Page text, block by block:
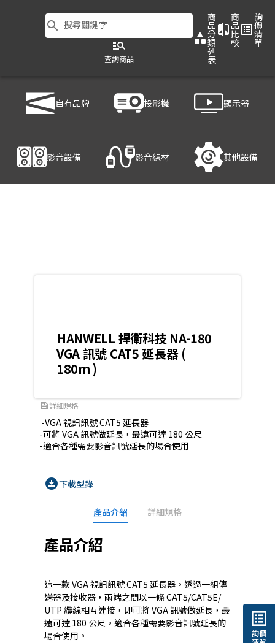
search 搜尋關鍵字
manage_search
查詢商品
category
商
品
分
類
列
表
compare
商
品
比
較
list_alt
詢
價
清
單
自有品牌 投影機 顯示器
影音設備 影音線材 其他設備
HANWELL 捍衛科技 NA-180
HANWELL 捍衛科技 NA-180
VGA 訊號 CAT5 延長器 (
180m )
feed詳細規格
-可將 VGA 訊號做延長，最遠可達 180 公尺
-適合各種需要影音訊號延長的場合使用
download_for_offline下載型錄
產品介紹 詳細規格
產品介紹
這一款 VGA 視訊訊號 CAT5 延長器。透過一組傳
送器及接收器，兩端之間以一條 CAT5/CAT5E/
UTP 纜線相互連接，即可將 VGA 訊號做延長，最
遠可達 180 公尺。適合各種需要影音訊號延長的
場合使用。
list_alt
詢價